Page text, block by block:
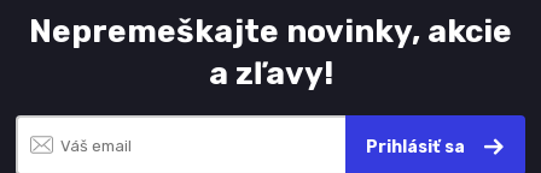
Nepremeškajte novinky, akcie
a zľavy!
Prihlásiť sa